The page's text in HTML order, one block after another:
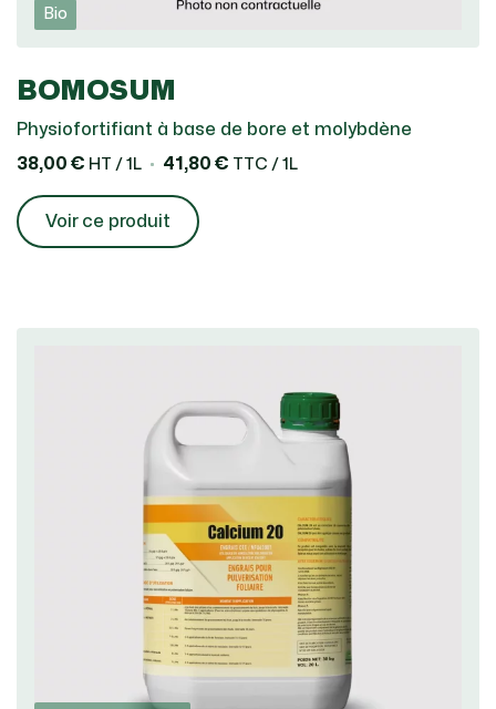
Bio
BOMOSUM
Physiofortifiant à base de bore et molybdène
38,00 € HT / 1L 41,80 € TTC / 1L
Voir ce produit